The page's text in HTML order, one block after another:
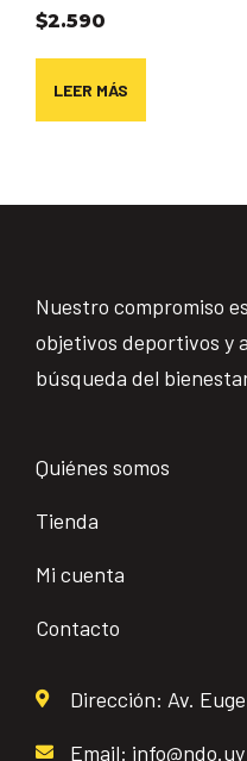
$2.590
LEER MÁS
Nuestro compromiso
objetivos deportivos y
búsqueda del
Quiénes somos
Tienda
Mi cuenta
Contacto
Dirección: Av.
Email: info@ndo.uy